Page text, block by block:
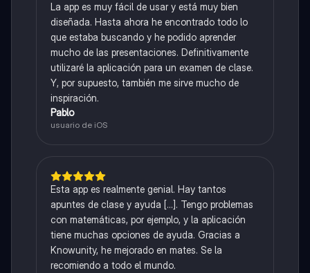
La app es muy fácil de usar y está muy bien
diseñada. Hasta ahora he encontrado todo lo
que estaba buscando y he podido aprender
mucho de las presentaciones. Definitivamente
utilizaré la aplicación para un examen de clase.
Y, por supuesto, también me sirve mucho de
inspiración.
Pablo
usuario de iOS
Esta app es realmente genial. Hay tantos
apuntes de clase y ayuda [...]. Tengo problemas
con matemáticas, por ejemplo, y la aplicación
tiene muchas opciones de ayuda. Gracias a
Knowunity, he mejorado en mates. Se la
recomiendo a todo el mundo.